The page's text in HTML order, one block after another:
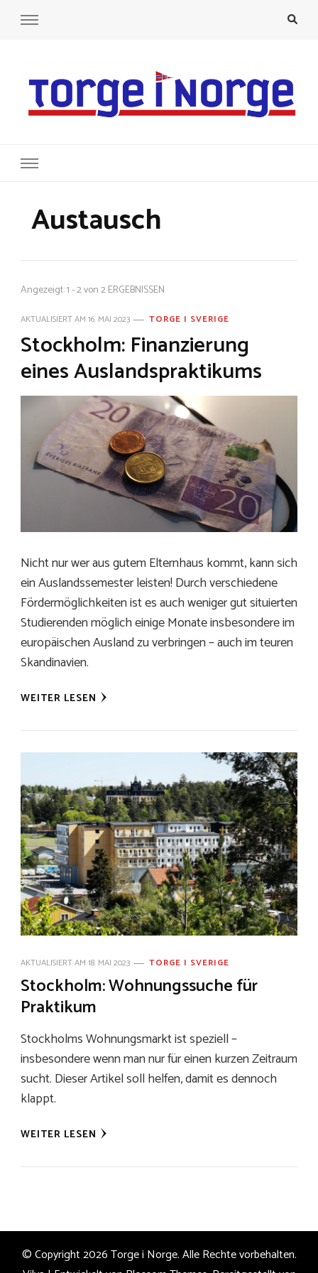
Austausch
Angezeigt: 1 - 2 von 2 ERGEBNISSEN
AKTUALISIERT AM 16. MAI 2023 TORGE I SVERIGE
Stockholm: Finanzierung
eines Auslandspraktikums
Nicht nur wer aus gutem Elternhaus kommt, kann sich
ein Auslandssemester leisten! Durch verschiedene
Fördermöglichkeiten ist es auch weniger gut situierten
Studierenden möglich einige Monate insbesondere im
europäischen Ausland zu verbringen – auch im teuren
Skandinavien.
WEITER LESEN
AKTUALISIERT AM 18. MAI 2023 TORGE I SVERIGE
Stockholm: Wohnungssuche für
Praktikum
Stockholms Wohnungsmarkt ist speziell –
insbesondere wenn man nur für einen kurzen Zeitraum
sucht. Dieser Artikel soll helfen, damit es dennoch
klappt.
WEITER LESEN
© Copyright 2026Torge i Norge. Alle Rechte vorbehalten.